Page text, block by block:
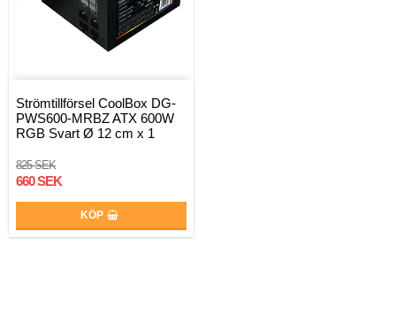
Strömtillförsel CoolBox DG-
PWS600-MRBZ ATX 600W
RGB Svart Ø 12 cm x 1
825 SEK
660 SEK
KÖP